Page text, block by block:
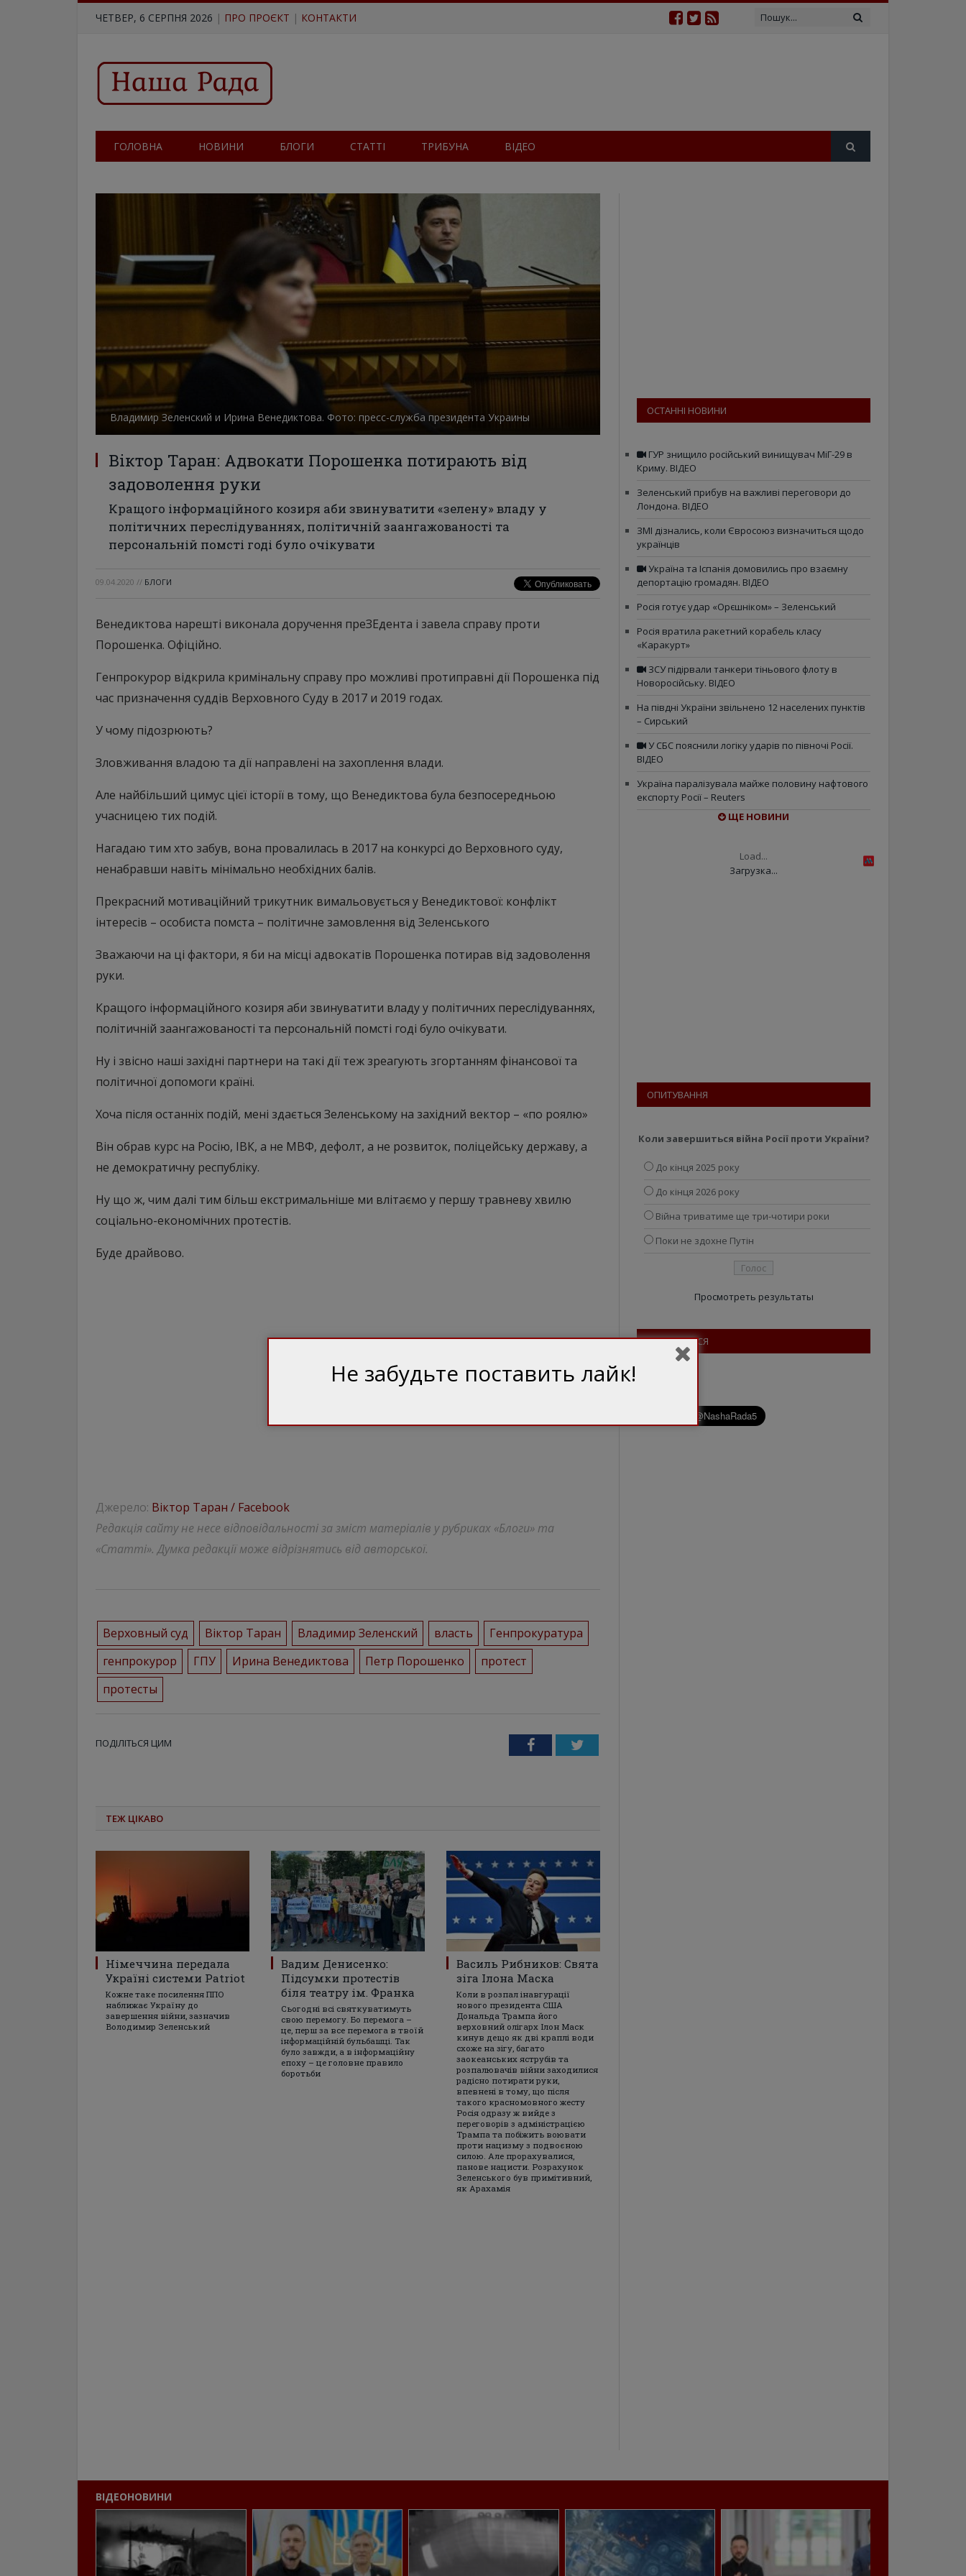
ЧЕТВЕР, 6 СЕРПНЯ 2026 | ПРО ПРОЄКТ | КОНТАКТИ
ГОЛОВНА НОВИНИ БЛОГИ СТАТТІ ТРИБУНА ВІДЕО
Владимир Зеленский и Ирина Венедиктова. Фото: пресс-служба президента Украины
Віктор Таран: Адвокати Порошенка потирають від
задоволення руки
Кращого інформаційного козиря аби звинуватити «зелену» владу у
політичних переслідуваннях, політичній заангажованості та
персональній помсті годі було очікувати
09.04.2020 // БЛОГИ
Венедиктова нарешті виконала доручення преЗЕдента і завела справу проти
Порошенка. Офіційно.
Генпрокурор відкрила кримінальну справу про можливі протиправні дії Порошенка під
час призначення суддів Верховного Суду в 2017 и 2019 годах.
У чому підозрюють?
Зловживання владою та дії направлені на захоплення влади.
Але найбільший цимус цієї історії в тому, що Венедиктова була безпосередньою
учасницею тих подій.
Нагадаю тим хто забув, вона провалилась в 2017 на конкурсі до Верховного суду,
ненабравши навіть мінімально необхідних балів.
Прекрасний мотиваційний трикутник вимальовується у Венедиктової: конфлікт
інтересів – особиста помста – політичне замовлення від Зеленського
Зважаючи на ці фактори, я би на місці адвокатів Порошенка потирав від задоволення
руки.
Кращого інформаційного козиря аби звинуватити владу у політичних переслідуваннях,
політичній заангажованості та персональній помсті годі було очікувати.
Ну і звісно наші західні партнери на такі дії теж зреагують згортанням фінансової та
політичної допомоги країні.
Хоча після останніх подій, мені здається Зеленському на західний вектор – «по роялю»
Він обрав курс на Росію, ІВК, а не МВФ, дефолт, а не розвиток, поліцейську державу, а
не демократичну республіку.
Ну що ж, чим далі тим більш екстримальніше ми влітаємо у першу травневу хвилю
соціально-економічних протестів.
Буде драйвово.
Джерело: Віктор Таран / Facebook
Редакція сайту не несе відповідальності за зміст матеріалів у рубриках «Блоги» та
«Статті». Думка редакції може відрізнятись від авторської.
Верховный суд Віктор Таран Владимир Зеленский власть
Генпрокуратура
генпрокурор
ГПУ Ирина Венедиктова Петр Порошенко
протест
протесты
ПОДІЛІТЬСЯ ЦИМ FacebookTwitter
ТЕЖ ЦІКАВО
Німеччина передала
Україні системи Patriot
Кожне таке посилення ППО
наближає Україну до
завершення війни, зазначив
Володимир Зеленський
Вадим Денисенко:
Підсумки протестів
біля театру ім. Франка
Сьогодні всі святкуватимуть
свою перемогу. Бо перемога –
це, перш за все перемога в твоїй
інформаційній бульбашці. Так
було завжди, а в інформаційну
епоху – це головне правило
боротьби
Василь Рибников: Свята
зіга Ілона Маска
Коли в розпал інавгурації
нового президента США
Дональда Трампа його
верховний олігарх Ілон Маск
кинув дещо як дві краплі води
схоже на зігу, багато
заокеанських яструбів та
розпалювачів війни заходилися
радісно потирати руки,
впевнені в тому, що після
такого красномовного жесту
Росія одразу ж вийде з
переговорів з адміністрацією
Трампа та побіжить воювати
проти нацизму з подвоєною
силою. Але прорахувалися,
панове нацисти. Розрахунок
Зеленського був примітивний,
як Арахамія
ОСТАННІ НОВИНИ
ГУР знищило російський винищувач МіГ-29 в
Криму. ВІДЕО
Зеленський прибув на важливі переговори до
Лондона. ВІДЕО
ЗМІ дізнались, коли Євросоюз визначиться щодо
українців
Україна та Іспанія домовились про взаємну
депортацію громадян. ВІДЕО
Росія готує удар «Орєшніком» – Зеленський
Росія вратила ракетний корабель класу
«Каракурт»
ЗСУ підірвали танкери тіньового флоту в
Новоросійську. ВІДЕО
На півдні України звільнено 12 населених пунктів
– Сирський
У СБС пояснили логіку ударів по півночі Росії.
ВІДЕО
Україна паралізувала майже половину нафтового
експорту Росії – Reuters
ЩЕ НОВИНИ
Load...
Загрузка...
ОПИТУВАННЯ
Коли завершиться війна Росії проти України?
До кінця 2025 року
До кінця 2026 року
Війна триватиме ще три-чотири роки
Поки не здохне Путін
Просмотреть результаты
ПІДПИШІТЬСЯ
ВІДЕОНОВИНИ
Не забудьте поставить лайк!